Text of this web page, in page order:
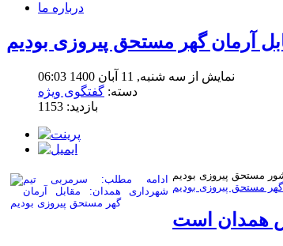
درباره ما
آرمان گهر مستحق پیروزی بودیم
نمایش از سه شنبه, 11 آبان 1400 06:03
دسته: گفتگوی ویژه
بازدید: 1153
مستحق پیروزی بودیم
همدان است